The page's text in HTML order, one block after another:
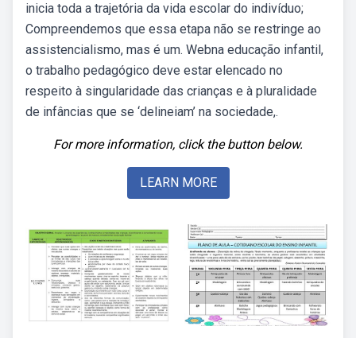
inicia toda a trajetória da vida escolar do indivíduo;
Compreendemos que essa etapa não se restringe ao
assistencialismo, mas é um. Webna educação infantil,
o trabalho pedagógico deve estar elencado no
respeito à singularidade das crianças e à pluralidade
de infâncias que se ‘delineiam’ na sociedade,.
For more information, click the button below.
LEARN MORE